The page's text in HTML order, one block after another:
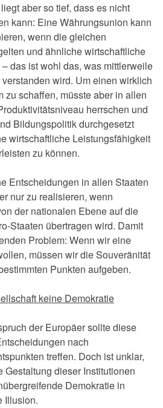
aber so tief, dass es nicht
kann: Eine Währungsunion kann
wenn die gleichen
und ähnliche wirtschaftliche
das ist wohl das, was mittlerweile
wird. Um einen wirklich
zu schaffen, müsste aber in allen
herrschen und
Bildungspolitik durchgesetzt
wirtschaftliche Leistungsfähigkeit
zu können.
Entscheidungen in allen Staaten
nur zu realisieren, wenn
der nationalen Ebene auf die
Staaten übertragen wird. Damit
Problem: Wenn wir eine
müssen wir die Souveränität
Punkten aufgeben.
keine Demokratie
der Europäer sollte diese
nach
treffen. Doch ist unklar,
dieser Institutionen
Demokratie in
Illusion.